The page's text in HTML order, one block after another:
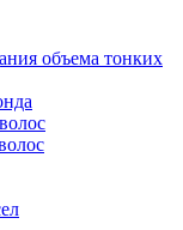
объема тонких